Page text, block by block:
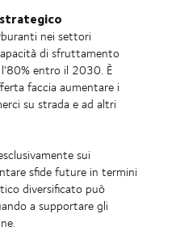
nei settori
di sfruttamento
entro il 2030. È
faccia aumentare i
su strada e ad altri
sui
sfide future in termini
diversificato può
a supportare gli